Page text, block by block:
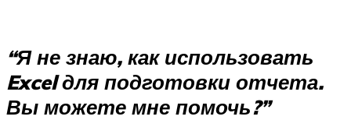
“Я не знаю, как использовать
Excel для подготовки отчета.
Вы можете мне помочь?”